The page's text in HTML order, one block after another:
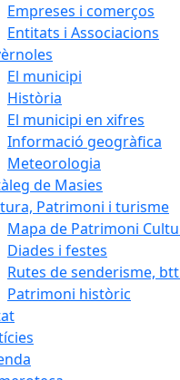
Empreses i comerços
Entitats i Associacions
El municipi
Història
El municipi en xifres
Informació geogràfica
Meteorologia
de Masies
Patrimoni i turisme
Mapa de Patrimoni
Diades i festes
Rutes de senderisme,
Patrimoni històric